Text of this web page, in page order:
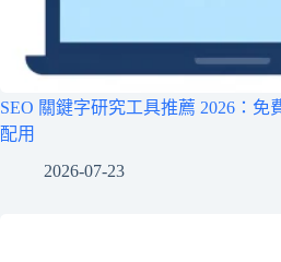
SEO 關鍵字研究工具推薦 2026：免
配用
2026-07-23